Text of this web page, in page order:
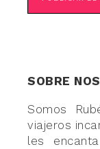
SOBRE
Somos
viajeros
les